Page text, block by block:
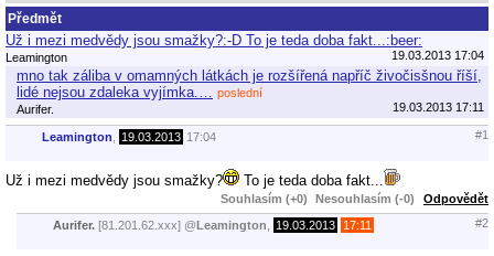
Předmět
Už i mezi medvědy jsou smažky?:-D To je teda doba fakt...:beer:
Leamington 19.03.2013 17:04
mno tak záliba v omamných látkách je rozšířená napříč živočisšnou říší,
lidé nejsou zdaleka vyjímka.…
poslední
Aurifer.
19.03.2013 17:11
Leamington 19.03.2013 17:04 #1
Už i mezi medvědy jsou smažky? To je teda doba fakt...
Souhlasím (+0) Nesouhlasím (-0) Odpovědět
Aurifer. [81.201.62.xxx] @Leamington 19.03.2013 17:11 #2